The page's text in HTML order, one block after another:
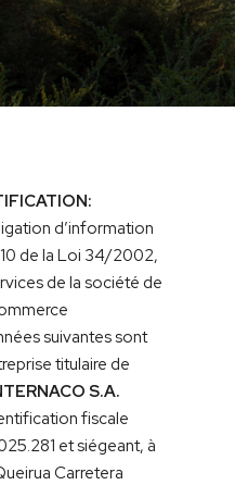
d’information
10 de la Loi 34/2002,
de la société de
suivantes sont
titulaire de
S.A.
fiscale
et siégeant, à
Carretera